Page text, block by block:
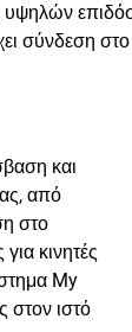
υψηλών
σύνδεση
και
από
στο
κινητές
My
ιστό